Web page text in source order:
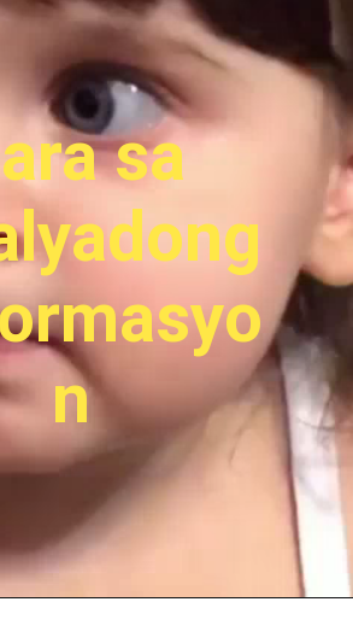
sa
rmasyo
n